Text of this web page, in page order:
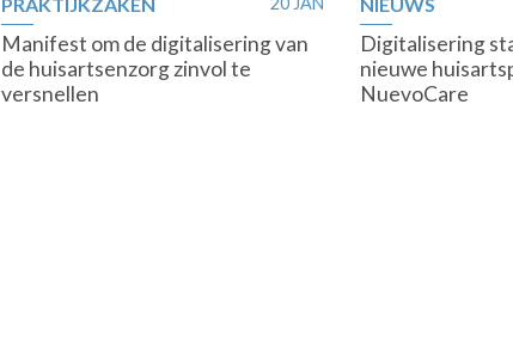
Manifest om de digitalisering van
de huisartsenzorg zinvol te
versnellen
Digitalisering
nieuwe
NuevoCare